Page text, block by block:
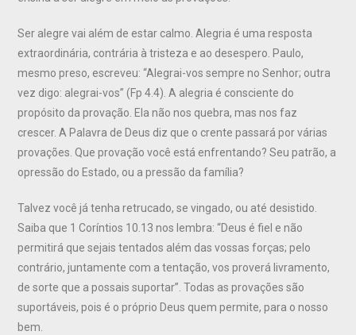
Ser alegre vai além de estar calmo. Alegria é uma resposta
extraordinária, contrária à tristeza e ao desespero. Paulo,
mesmo preso, escreveu: “Alegrai-vos sempre no Senhor; outra
vez digo: alegrai-vos” (Fp 4.4). A alegria é consciente do
propósito da provação. Ela não nos quebra, mas nos faz
crescer. A Palavra de Deus diz que o crente passará por várias
provações. Que provação você está enfrentando? Seu patrão, a
opressão do Estado, ou a pressão da família?
Talvez você já tenha retrucado, se vingado, ou até desistido.
Saiba que 1 Coríntios 10.13 nos lembra: “Deus é fiel e não
permitirá que sejais tentados além das vossas forças; pelo
contrário, juntamente com a tentação, vos proverá livramento,
de sorte que a possais suportar”. Todas as provações são
suportáveis, pois é o próprio Deus quem permite, para o nosso
bem.